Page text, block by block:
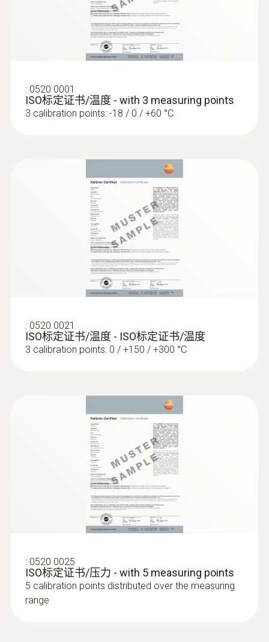
: 0520 0001
ISO标定证书/温度 - with 3 measuring points
3 calibration points: -18 / 0 / +60 °C
: 0520 0021
ISO标定证书/温度 - ISO标定证书/温度
3 calibration points: 0 / +150 / +300 °C
: 0520 0025
ISO标定证书/压力 - with 5 measuring points
5 calibration points distributed over the measuring
range